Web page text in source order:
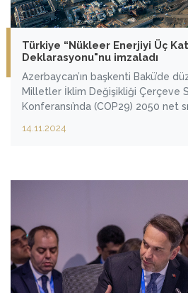
Türkiye “Nükleer Enerjiyi Üç
Deklarasyonu"nu imzaladı
Azerbaycan’ın başkenti Bakü’de
Milletler İklim Değişikliği Çerçeve
Konferansı’nda (COP29) 2050 net
dile getirildi. Geçtiğimiz yıl
imzaladığı "Nükleer Enerjiyi Üç
İmzacılardan biri de Türkiye oldu.
14.11.2024